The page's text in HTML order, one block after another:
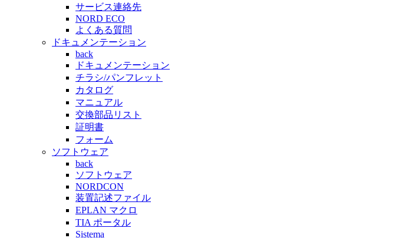
サービス連絡先
NORD ECO
よくある質問
ドキュメンテーション
back
ドキュメンテーション
チラシ/パンフレット
カタログ
マニュアル
交換部品リスト
証明書
フォーム
ソフトウェア
back
ソフトウェア
NORDCON
装置記述ファイル
EPLAN マクロ
TIA ポータル
Sistema